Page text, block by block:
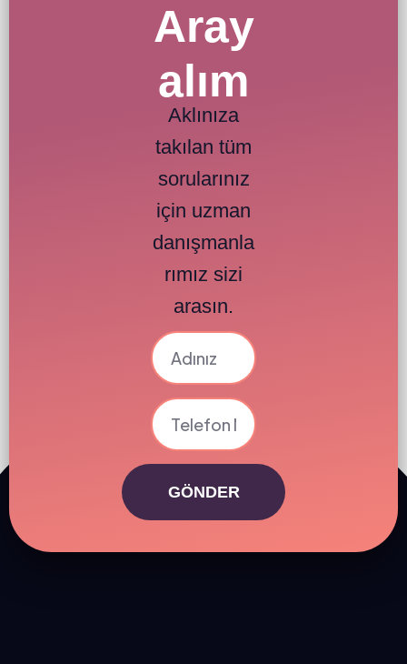
Aray
alım
Aklınıza
takılan tüm
sorularınız
için uzman
danışmanla
rımız sizi
arasın.
GÖNDER